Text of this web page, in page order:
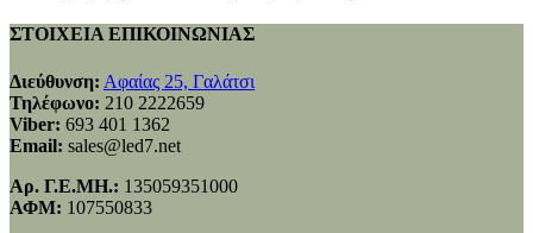
ΣΤΟΙΧΕΙΑ ΕΠΙΚΟΙΝΩΝΙΑΣ
Διεύθυνση: Αφαίας 25, Γαλάτσι
Τηλέφωνο: 210 2222659
Viber: 693 401 1362
Email: sales@led7.net
Αρ. Γ.Ε.ΜΗ.: 135059351000
ΑΦΜ: 107550833